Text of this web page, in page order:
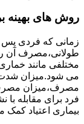
روش های بهینه
زمانی که فردی
طولانی،مصرف آن
مختلفی مانند
می شود.میزان شدت
مصرف،میزان مصرف
فرد برای مقابله
بیماری اعتیاد کمک